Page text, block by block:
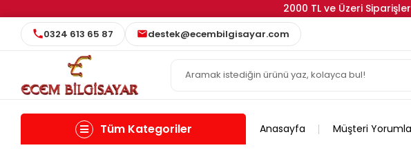
2000 TL ve Üzeri
0324 613 65 87 destek@ecembilgisayar.com
Tüm Kategoriler Anasayfa Müşteri